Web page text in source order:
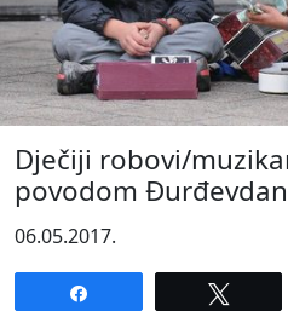
Dječiji robovi/
povodom
06.05.2017.